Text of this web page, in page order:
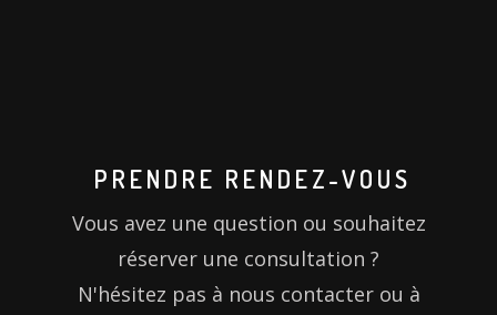
PRENDRE RENDEZ-VOUS
Vous avez une question ou souhaitez
réserver une consultation ?
N'hésitez pas à nous contacter ou à